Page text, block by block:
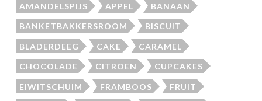
AMANDELSPIJS APPEL BANAAN
BANKETBAKKERSROOM BISCUIT
BLADERDEEG CAKE CARAMEL
CHOCOLADE CITROEN CUPCAKES
EIWITSCHUIM FRAMBOOS FRUIT